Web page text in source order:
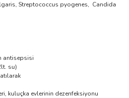
Streptococcus pyogenes, Candida
antisepsisi
su)
kuluçka evlerinin dezenfeksiyonu